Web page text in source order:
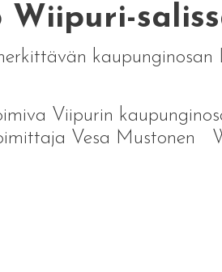
Wiipuri-
Viipurin
Vesa Mustonen